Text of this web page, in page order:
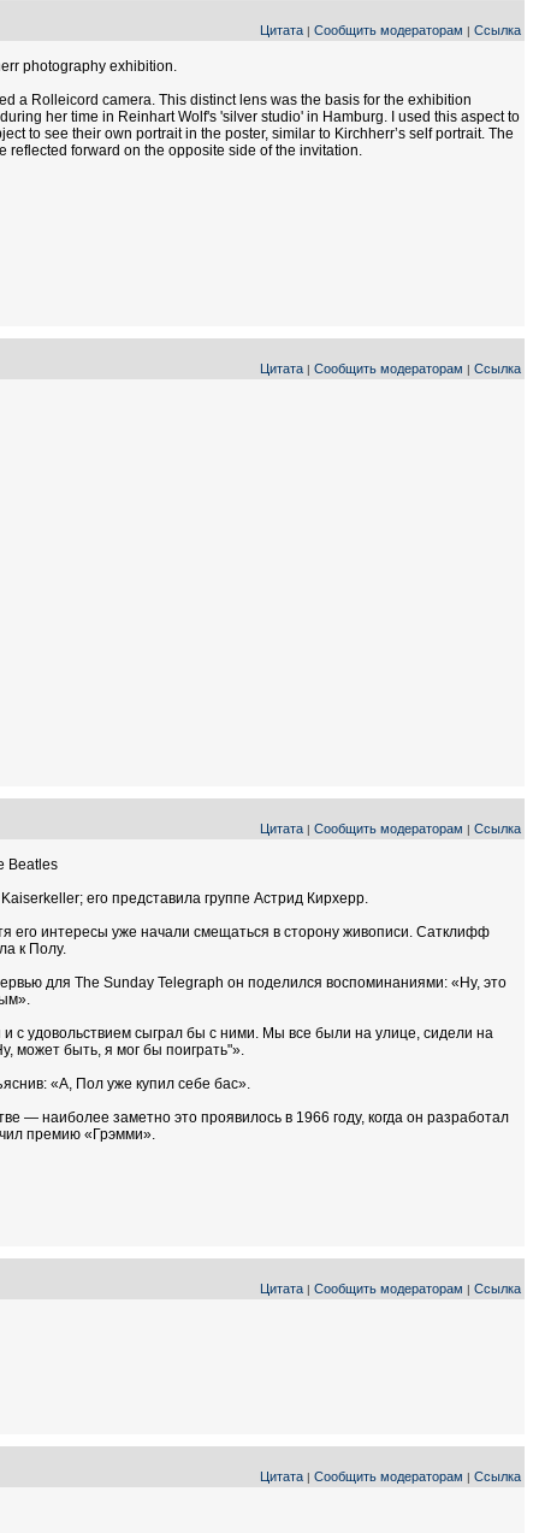
Цитата | Сообщить модераторам | Ссылка
photography exhibition.
a Rolleicord camera. This distinct lens was the basis for the exhibition
her time in Reinhart Wolf's 'silver studio' in Hamburg. I used this aspect to
to see their own portrait in the poster, similar to Kirchherr’s self portrait. The
forward on the opposite side of the invitation.
Цитата | Сообщить модераторам | Ссылка
Цитата | Сообщить модераторам | Ссылка
Beatles
его представила группе Астрид Кирхерр.
его интересы уже начали смещаться в сторону живописи. Сатклифф
к Полу.
для The Sunday Telegraph он поделился воспоминаниями: «Ну, это
с удовольствием сыграл бы с ними. Мы все были на улице, сидели на
может быть, я мог бы поиграть"».
«А, Пол уже купил себе бас».
— наиболее заметно это проявилось в 1966 году, когда он разработал
премию «Грэмми».
Цитата | Сообщить модераторам | Ссылка
Цитата | Сообщить модераторам | Ссылка